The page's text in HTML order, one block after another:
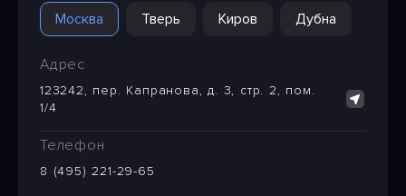
Москва Тверь Киров Дубна
Адрес
123242, пер. Капранова, д. 3, стр. 2, пом.
1/4
Телефон
8 (495) 221-29-65